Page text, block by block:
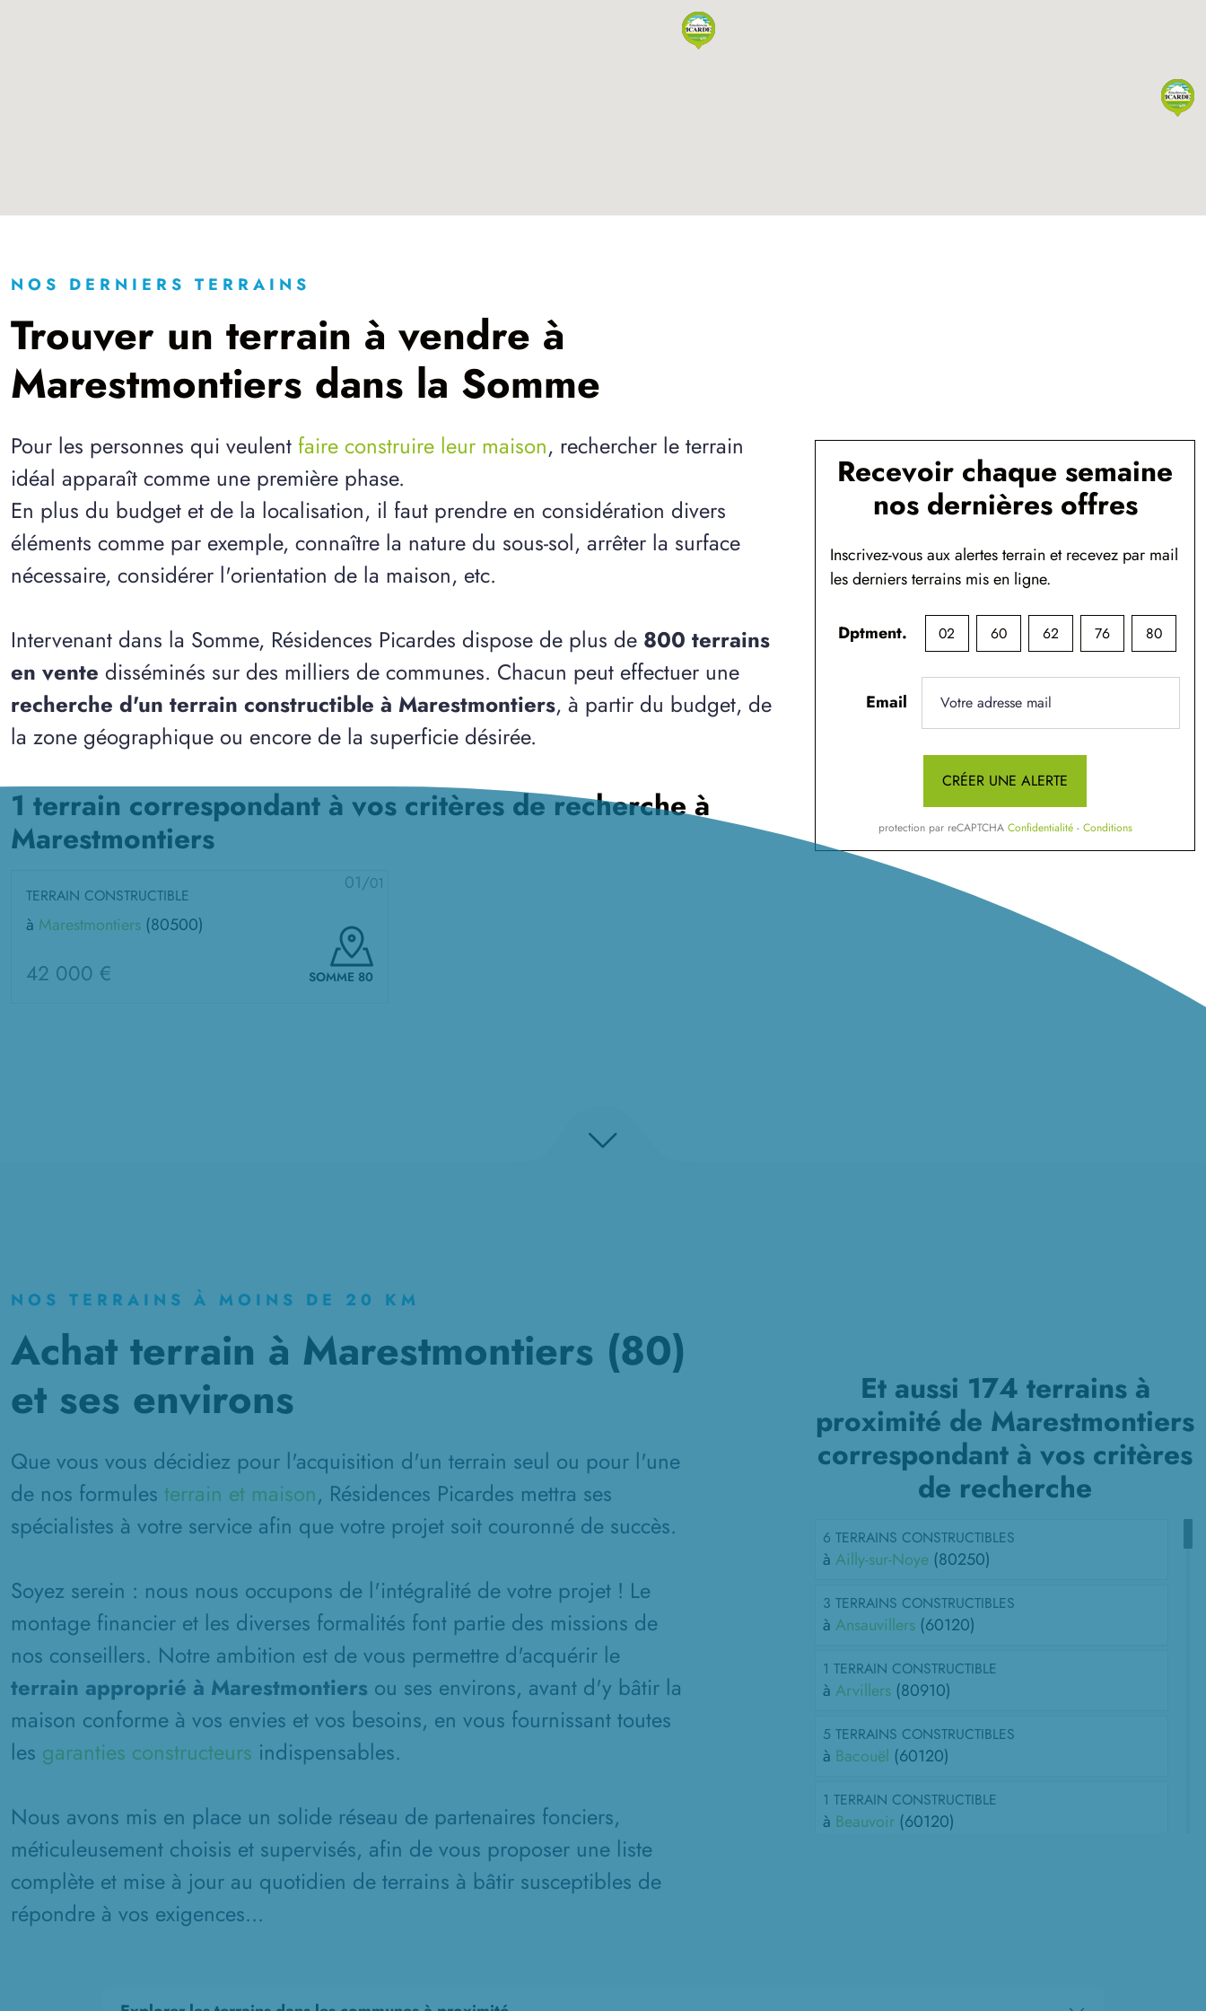
NOS DERNIERS TERRAINS
Trouver un terrain à vendre à
Marestmontiers dans la Somme
Pour les personnes qui veulent faire construire leur maison, rechercher le terrain
idéal apparaît comme une première phase.
En plus du budget et de la localisation, il faut prendre en considération divers
éléments comme par exemple, connaître la nature du sous-sol, arrêter la surface
nécessaire, considérer l'orientation de la maison, etc.
Intervenant dans la Somme, Résidences Picardes dispose de plus de 800 terrains
en vente disséminés sur des milliers de communes. Chacun peut effectuer une
recherche d'un terrain constructible à Marestmontiers, à partir du budget, de
la zone géographique ou encore de la superficie désirée.
1 terrain correspondant à vos critères de recherche à
Marestmontiers
01/01
TERRAIN CONSTRUCTIBLE
à Marestmontiers (80500)
42 000 € SOMME 80
Recevoir chaque semaine
nos dernières offres
Inscrivez-vous aux alertes terrain et recevez par mail
les derniers terrains mis en ligne.
Dptment. 02 60 62 76 80
Email
CRÉER UNE ALERTE
protection par reCAPTCHA Confidentialité - Conditions
NOS TERRAINS À MOINS DE 20 KM
Achat terrain à Marestmontiers (80)
et ses environs
Que vous vous décidiez pour l'acquisition d'un terrain seul ou pour l'une
de nos formules terrain et maison, Résidences Picardes mettra ses
spécialistes à votre service afin que votre projet soit couronné de succès.
Soyez serein : nous nous occupons de l'intégralité de votre projet ! Le
montage financier et les diverses formalités font partie des missions de
nos conseillers. Notre ambition est de vous permettre d'acquérir le
terrain approprié à Marestmontiers ou ses environs, avant d'y bâtir la
maison conforme à vos envies et vos besoins, en vous fournissant toutes
les garanties constructeurs indispensables.
Nous avons mis en place un solide réseau de partenaires fonciers,
méticuleusement choisis et supervisés, afin de vous proposer une liste
complète et mise à jour au quotidien de terrains à bâtir susceptibles de
répondre à vos exigences...
Et aussi 174 terrains à
proximité de Marestmontiers
correspondant à vos critères
de recherche
6 TERRAINS CONSTRUCTIBLES
à Ailly-sur-Noye (80250)
3 TERRAINS CONSTRUCTIBLES
à Ansauvillers (60120)
1 TERRAIN CONSTRUCTIBLE
à Arvillers (80910)
5 TERRAINS CONSTRUCTIBLES
à Bacouël (60120)
1 TERRAIN CONSTRUCTIBLE
à Beauvoir (60120)